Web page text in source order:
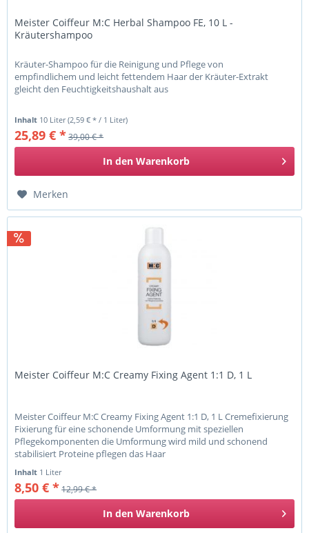
Meister Coiffeur M:C Herbal Shampoo FE, 10 L -
Kräutershampoo
Kräuter-Shampoo für die Reinigung und Pflege von
empfindlichem und leicht fettendem Haar der Kräuter-Extrakt
gleicht den Feuchtigkeitshaushalt aus
Inhalt 10 Liter(2,59 € * / 1 Liter)
25,89 € *39,00 € *
In den Warenkorb
Merken
Meister Coiffeur M:C Creamy Fixing Agent 1:1 D, 1 L
Meister Coiffeur M:C Creamy Fixing Agent 1:1 D, 1 L Cremefixierung
Fixierung für eine schonende Umformung mit speziellen
Pflegekomponenten die Umformung wird mild und schonend
stabilisiert Proteine pflegen das Haar
Inhalt 1 Liter
8,50 € *12,99 € *
In den Warenkorb